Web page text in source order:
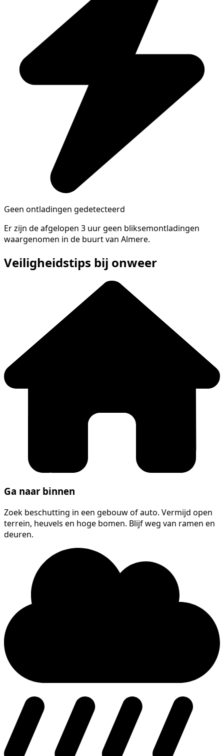
Geen ontladingen gedetecteerd
Er zijn de afgelopen 3 uur geen bliksemontladingen
waargenomen in de buurt van Almere.
Veiligheidstips bij onweer
Ga naar binnen
Zoek beschutting in een gebouw of auto. Vermijd open
terrein, heuvels en hoge bomen. Blijf weg van ramen en
deuren.